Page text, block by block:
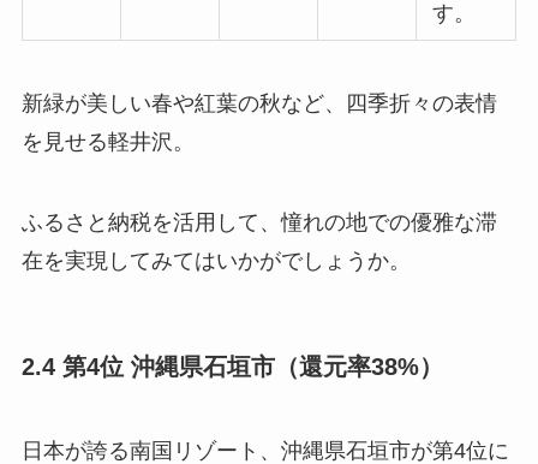
す。
新緑が美しい春や紅葉の秋など、四季折々の表情
を見せる軽井沢。
ふるさと納税を活用して、憧れの地での優雅な滞
在を実現してみてはいかがでしょうか。
2.4 第4位 沖縄県石垣市（還元率38%）
日本が誇る南国リゾート、沖縄県石垣市が第4位に